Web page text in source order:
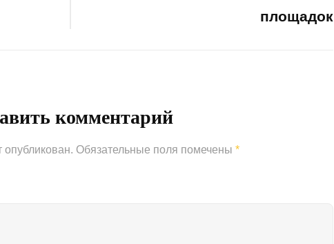
площадок
комментарий
опубликован. Обязательные поля помечены *